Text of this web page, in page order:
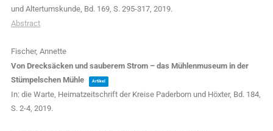
und Altertumskunde, Bd. 169, S. 295-317, 2019.
Abstract
Fischer, Annette
Von Drecksäcken und sauberem Strom – das Mühlenmuseum in der
Stümpelschen Mühle
Artikel
In: die Warte, Heimatzeitschrift der Kreise Paderborn und Höxter, Bd. 184,
S. 2-4, 2019.